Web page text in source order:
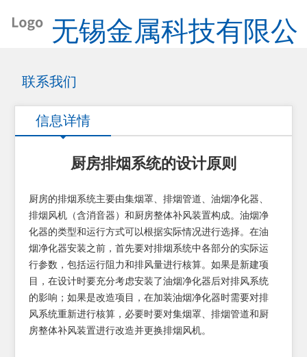
无锡金属科技有限公
司
联系我们
信息详情
厨房排烟系统的设计原则
厨房的排烟系统主要由集烟罩、排烟管道、油烟净化器、
排烟风机（含消音器）和厨房整体补风装置构成。油烟净
化器的类型和运行方式可以根据实际情况进行选择。在油
烟净化器安装之前，首先要对排烟系统中各部分的实际运
行参数，包括运行阻力和排风量进行核算。如果是新建项
目，在设计时要充分考虑安装了油烟净化器后对排风系统
的影响；如果是改造项目，在加装油烟净化器时需要对排
风系统重新进行核算，必要时要对集烟罩、排烟管道和厨
房整体补风装置进行改造并更换排烟风机。